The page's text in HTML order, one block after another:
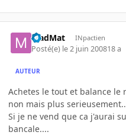
MadMat INpactien
Posté(e) le 2 juin 200818 a
AUTEUR
Achetes le tout et balance le
non mais plus
Si je ne vend que ca j'aurai
bancale....